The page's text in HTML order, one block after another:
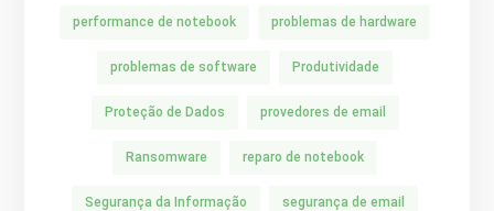
performance de notebook problemas de hardware
problemas de software Produtividade
Proteção de Dados provedores de email
Ransomware reparo de notebook
Segurança da Informação segurança de email